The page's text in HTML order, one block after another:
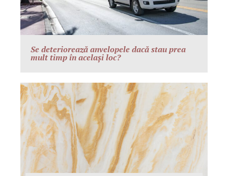
Se deteriorează anvelopele dacă stau prea
mult timp în același loc?